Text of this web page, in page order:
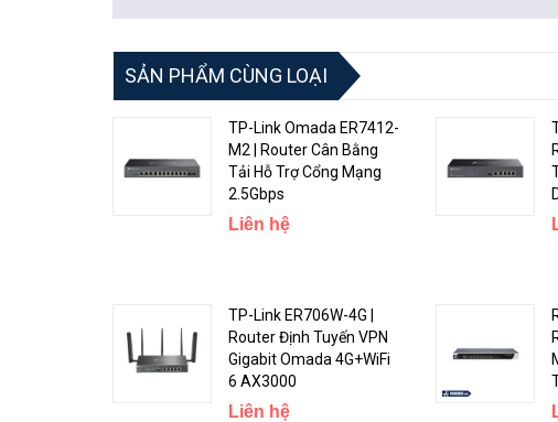
Specifications
Details
CPU nominal frequency
Dimensions
RouterOS license
SẢN PHẨM CÙNG LOẠI
TP-Link Omada ER7412-
M2 | Router Cân Bằng
Tải Hỗ Trợ Cổng Mạng
2.5Gbps
Liên hệ
TP-Link ER706W-4G |
Router Định Tuyến VPN
Gigabit Omada 4G+WiFi
6 AX3000
Liên hệ